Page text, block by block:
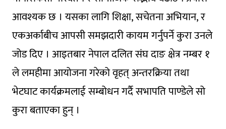
आवश्यक छ । यसका लागि शिक्षा, सचेतना अभियान, र
एकअर्काबीच आपसी समझदारी कायम गर्नुपर्ने कुरा उनले
जोड दिए । आइतबार नेपाल दलित संघ दाङ क्षेत्र नम्बर १
ले लमहीमा आयोजना गरेको वृहत् अन्तरक्रिया तथा
भेटघाट कार्यक्रमलाई सम्बोधन गर्दै सभापति पाण्डेले सो
कुरा बताएका हुन् ।